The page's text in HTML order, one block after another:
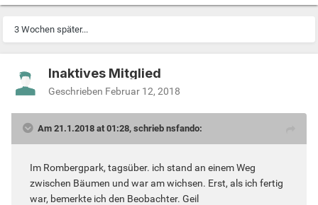
3 Wochen später...
Inaktives Mitglied
Geschrieben Februar 12, 2018
Am 21.1.2018 at 01:28, schrieb nsfando:
Im Rombergpark, tagsüber. ich stand an einem Weg
zwischen Bäumen und war am wichsen. Erst, als ich fertig
war, bemerkte ich den Beobachter. Geil